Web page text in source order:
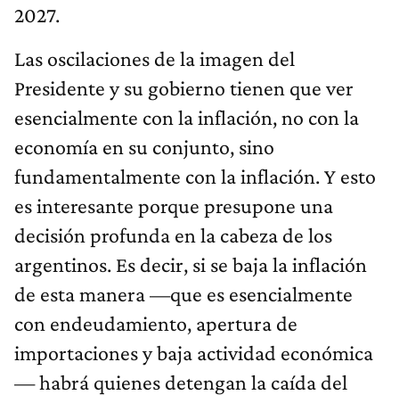
2027.
Las oscilaciones de la imagen del
Presidente y su gobierno tienen que ver
esencialmente con la inflación, no con la
economía en su conjunto, sino
fundamentalmente con la inflación. Y esto
es interesante porque presupone una
decisión profunda en la cabeza de los
argentinos. Es decir, si se baja la inflación
de esta manera —que es esencialmente
con endeudamiento, apertura de
importaciones y baja actividad económica
— habrá quienes detengan la caída del